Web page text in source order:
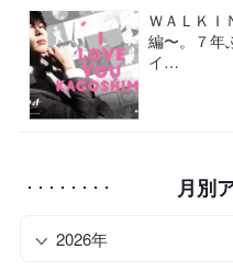
ＷＡＬＫＩ
編〜。７年
イ…
月別
2026年